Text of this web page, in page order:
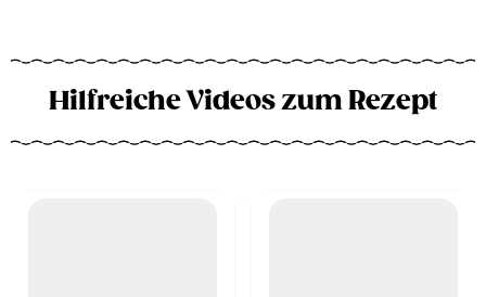
Hilfreiche Videos zum Rezept